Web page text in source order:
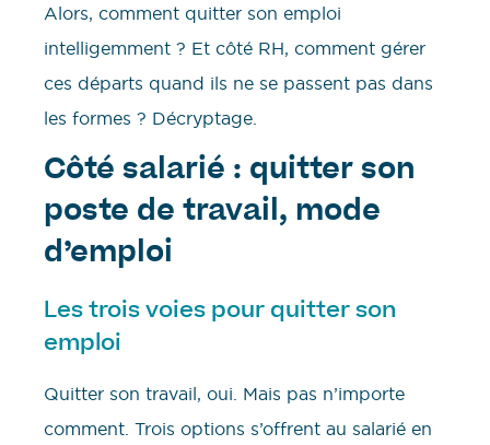
Alors, comment quitter son emploi
intelligemment ? Et côté RH, comment gérer
ces départs quand ils ne se passent pas dans
les formes ? Décryptage.
Côté salarié : quitter son
poste de travail, mode
d’emploi
Les trois voies pour quitter son
emploi
Quitter son travail, oui. Mais pas n’importe
comment. Trois options s’offrent au salarié en